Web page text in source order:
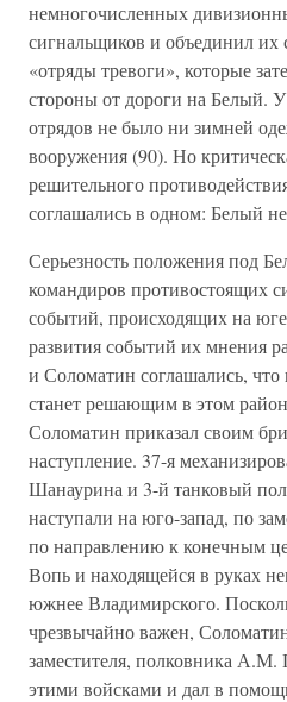
немногочисленных
сигнальщиков и объединил их
«отряды тревоги», которые
стороны от дороги на Белый.
отрядов не было ни зимней
вооружения (90). Но
решительного
соглашались в одном: Белый
Серьезность положения под
командиров противостоящих
событий, происходящих на
развития событий их мнения
и Соломатин соглашались, что
станет решающим в этом
Соломатин приказал своим
наступление. 37-я
Шанаурина и 3-й танковый
наступали на юго-запад, по
по направлению к конечным
Вопь и находящейся в руках
южнее Владимирского.
чрезвычайно важен,
заместителя, полковника А.М.
этими войсками и дал в